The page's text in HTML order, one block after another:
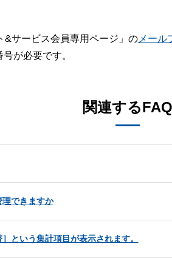
&サービス会員専用ページ」のメール
が必要です。
関連するFAQ
できますか
という集計項目が表示されます。